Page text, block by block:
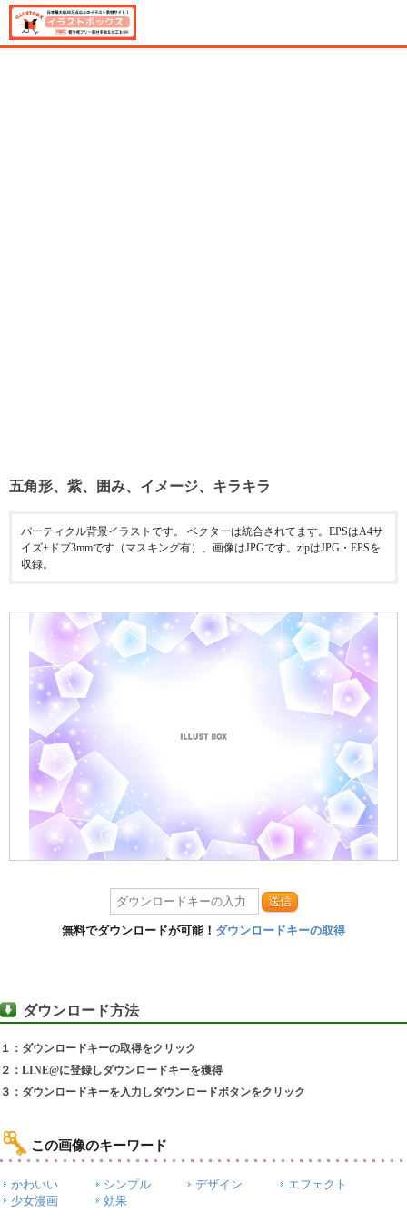
五角形、紫、囲み、イメージ、キラキラ
パーティクル背景イラストです。 ベクターは統合されてます。EPSはA4サ
イズ+ドブ3mmです（マスキング有）、画像はJPGです。zipはJPG・EPSを
収録。
送信
無料でダウンロードが可能！ ダウンロードキーの取得
ダウンロード方法
１：ダウンロードキーの取得をクリック
２：LINE@に登録しダウンロードキーを獲得
３：ダウンロードキーを入力しダウンロードボタンをクリック
この画像のキーワード
かわいい シンプル デザイン
エフェクト
少女漫画
効果